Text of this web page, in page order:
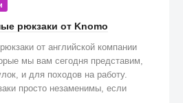
рюкзаки от Knomo
от английской компании
мы вам сегодня представим,
и для походов на работу.
просто незаменимы, если